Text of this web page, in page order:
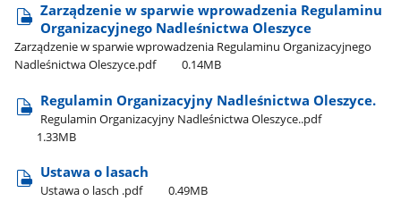
Zarządzenie w sparwie wprowadzenia Regulaminu
Organizacyjnego Nadleśnictwa Oleszyce
Zarządzenie w sparwie wprowadzenia Regulaminu Organizacyjnego
Nadleśnictwa Oleszyce.pdf
0.14MB
Regulamin Organizacyjny Nadleśnictwa Oleszyce.
Regulamin Organizacyjny Nadleśnictwa Oleszyce..pdf
1.33MB
Ustawa o lasach
Ustawa o lasch .pdf 0.49MB